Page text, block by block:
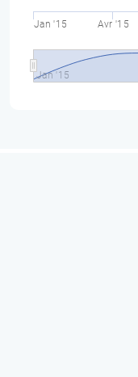
Jan '15 Avr '15
Jan '15